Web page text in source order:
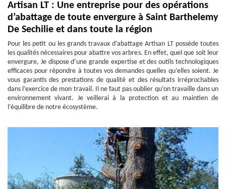
Artisan LT : Une entreprise pour des opérations
d’abattage de toute envergure à Saint Barthelemy
De Sechilie et dans toute la région
Pour les petit ou les grands travaux d’abattage Artisan LT possède toutes
les qualités nécessaires pour abattre vos arbres. En effet, quel que soit leur
envergure, Je dispose d’une grande expertise et des outils technologiques
efficaces pour répondre à toutes vos demandes quelles qu’elles soient. Je
vous garantis des prestations de qualité et des résultats irréprochables
dans l’exercice de mon travail. Il ne faut pas oublier qu’on travaille dans un
environnement vivant. Je veillerai à la protection et au maintien de
l’équilibre de notre écosystème.